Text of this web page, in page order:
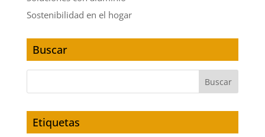
Sostenibilidad en el hogar
Buscar
Etiquetas